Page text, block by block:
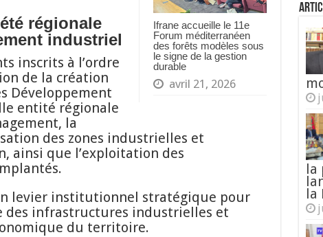
Ifrane accueille le 11e
Forum méditerranéen
des forêts modèles sous
le signe de la gestion
durable
avril 21, 2026
régionale
industriel
inscrits à l’ordre
de la création
Développement
entité régionale
la
des zones industrielles et
ainsi que l’exploitation des
levier institutionnel stratégique pour
des infrastructures industrielles et
du territoire.
la
la